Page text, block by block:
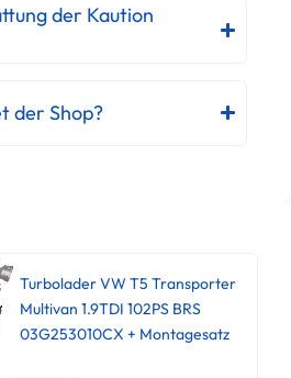
der Kaution
der Shop?
Turbolader VW T5 Transporter
Multivan 1.9TDI 102PS BRS
03G253010CX + Montagesatz